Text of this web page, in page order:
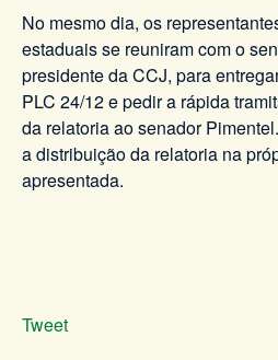
No mesmo dia, os
estaduais se reuniram com o
presidente da CCJ, para
PLC 24/12 e pedir a rápida
da relatoria ao senador
a distribuição da relatoria na
apresentada.
Tweet